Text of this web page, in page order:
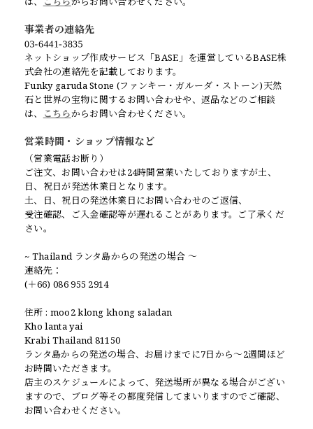
事業者の連絡先
ネットショップ作成サービス「BASE」を運営しているBASE株
式会社の連絡先を記載しております。
Funky garuda Stone (ファンキー・ガルーダ・ストーン)天然
石と世界の宝物に関するお問い合わせや、返品などのご相談
は、
こちらからお問い合わせください。
営業時間・ショップ情報など
（営業電話お断り）
ご注文、お問い合わせは24時間営業いたしておりますが土、
日、祝日が発送休業日となります。
土、日、祝日の発送休業日にお問い合わせのご返信、
受注確認、ご入金確認等が遅れることがあります。ご了承くだ
さい。
~ Thailand ランタ島からの発送の場合 〜
連絡先：
(＋66) 086 955 2914
住所 : moo2 klong khong saladan
Kho lanta yai
Krabi Thailand 81150
ランタ島からの発送の場合、お届けまでに7日から〜2週間ほど
お時間いただきます。
店主のスケジュールによって、発送場所が異なる場合がござい
ますので、ブログ等その都度発信してまいりますのでご確認、
お問い合わせください。